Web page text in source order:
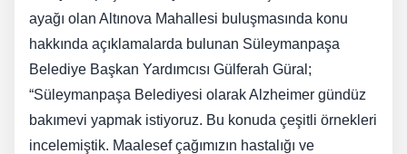
ayağı olan Altınova Mahallesi buluşmasında konu
hakkında açıklamalarda bulunan Süleymanpaşa
Belediye Başkan Yardımcısı Gülferah Güral;
“Süleymanpaşa Belediyesi olarak Alzheimer gündüz
bakımevi yapmak istiyoruz. Bu konuda çeşitli örnekleri
incelemiştik. Maalesef çağımızın hastalığı ve